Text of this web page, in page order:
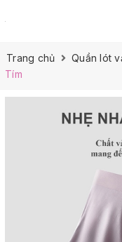
Trang chủ Quần lót
Tím